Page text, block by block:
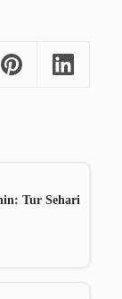
Tur Sehari